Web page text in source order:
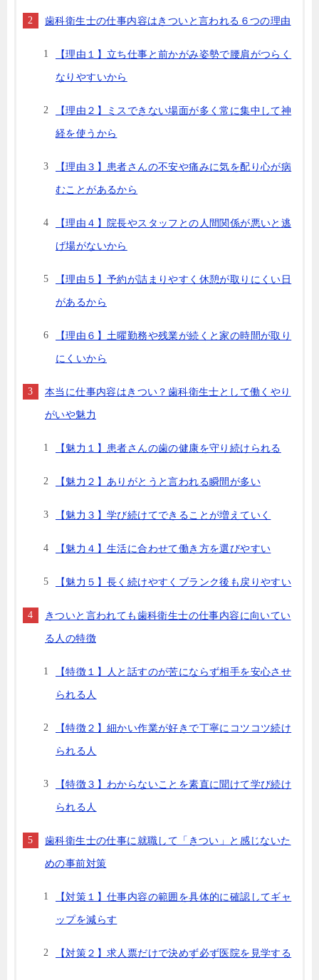
歯科衛生士の仕事内容はきついと言われる６つの理由
【理由１】立ち仕事と前かがみ姿勢で腰肩がつらく
なりやすいから
【理由２】ミスできない場面が多く常に集中して神
経を使うから
【理由３】患者さんの不安や痛みに気を配り心が病
むことがあるから
【理由４】院長やスタッフとの人間関係が悪いと逃
げ場がないから
【理由５】予約が詰まりやすく休憩が取りにくい日
があるから
【理由６】土曜勤務や残業が続くと家の時間が取り
にくいから
本当に仕事内容はきつい？歯科衛生士として働くやり
がいや魅力
【魅力１】患者さんの歯の健康を守り続けられる
【魅力２】ありがとうと言われる瞬間が多い
【魅力３】学び続けてできることが増えていく
【魅力４】生活に合わせて働き方を選びやすい
【魅力５】長く続けやすくブランク後も戻りやすい
きついと言われても歯科衛生士の仕事内容に向いてい
る人の特徴
【特徴１】人と話すのが苦にならず相手を安心させ
られる人
【特徴２】細かい作業が好きで丁寧にコツコツ続け
られる人
【特徴３】わからないことを素直に聞けて学び続け
られる人
歯科衛生士の仕事に就職して「きつい」と感じないた
めの事前対策
【対策１】仕事内容の範囲を具体的に確認してギャ
ップを減らす
【対策２】求人票だけで決めず必ず医院を見学する